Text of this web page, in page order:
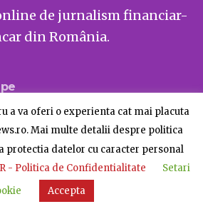
de jurnalism financiar-
din România.
- Toate drepturile rezervate
Contact Publicitate
a va oferi o experienta cat mai placuta
Mai multe detalii despre politica
protectia datelor cu caracter personal
- Politica de Confidentialitate
Setari
Accepta